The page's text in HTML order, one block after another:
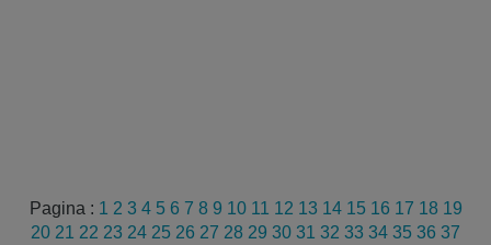
Pagina : 1 2 3 4 5 6 7 8 9 10 11 12 13 14 15 16 17 18 19
20 21 22 23 24 25 26 27 28 29 30 31 32 33 34 35 36 37